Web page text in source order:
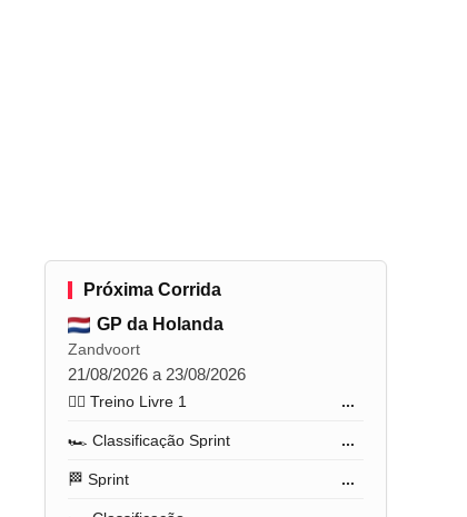
Próxima Corrida
GP da Holanda
Zandvoort
21/08/2026 a 23/08/2026
🏋️‍♂️ Treino Livre 1 ...
🏎️ Classificação Sprint ...
🏁 Sprint ...